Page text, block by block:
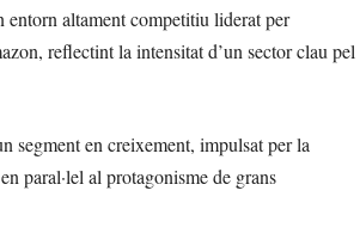
entorn altament competitiu liderat per
reflectint la intensitat d’un sector clau pel
segment en creixement, impulsat per la
paral·lel al protagonisme de grans